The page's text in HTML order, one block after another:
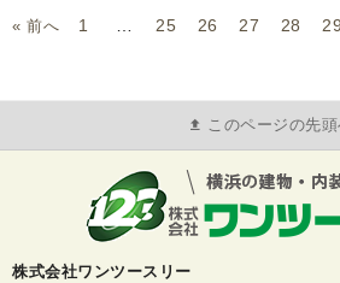
« 前へ 1 25 26 27 28 29
このページの先頭
株式会社ワンツースリー